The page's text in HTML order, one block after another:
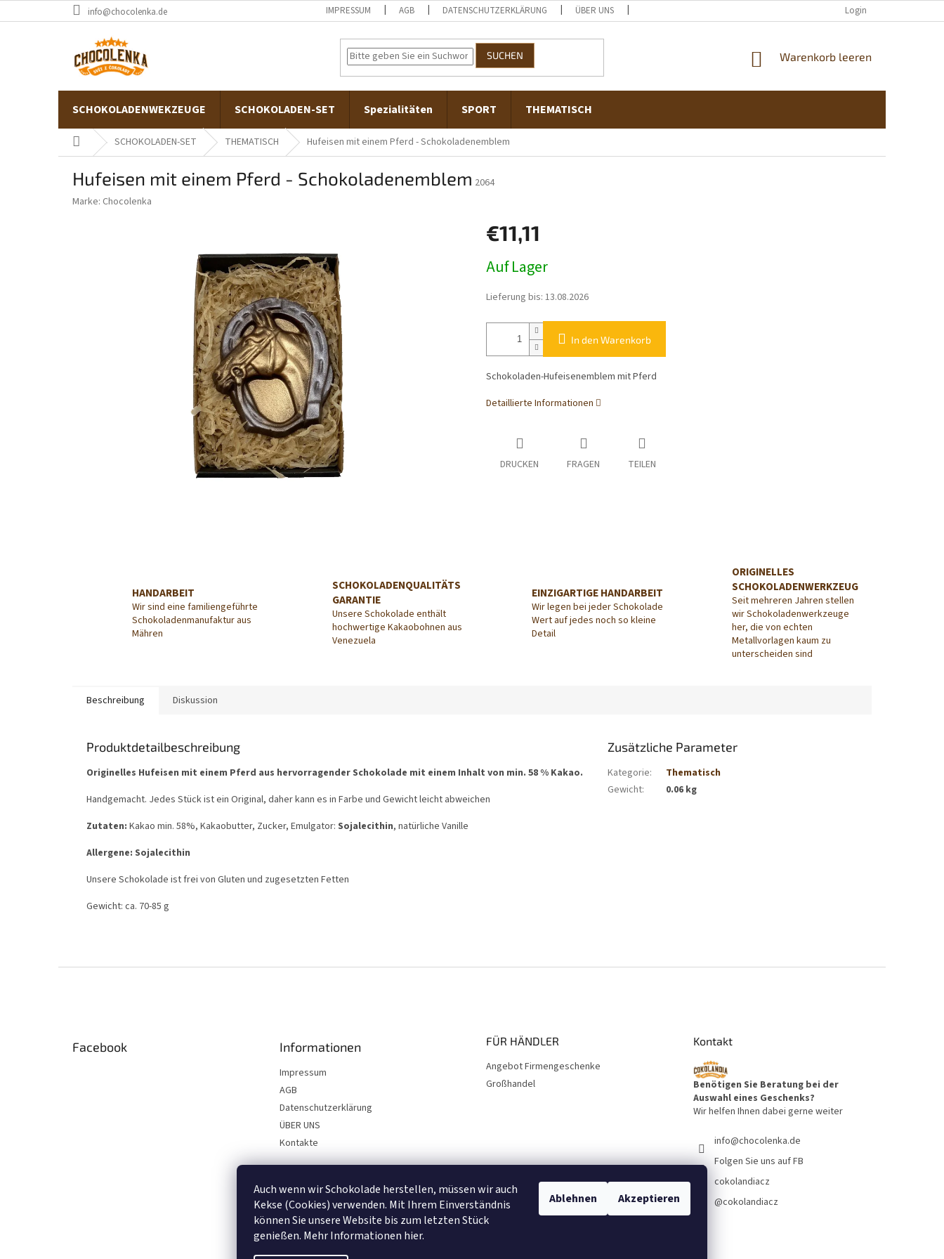
Auch wenn wir Schokolade herstellen, müssen wir auch
Kekse (Cookies) verwenden. Mit Ihrem Einverständnis
können Sie unsere Website bis zum letzten Stück
genießen. Mehr Informationen hier.
Ablehnen Akzeptieren
Inhalt
info@chocolenka.de IMPRESSUM AGB DATENSCHUTZERKLÄRUNG ÜBER UNS Login
SUCHEN WARENKORB
Warenkorb leeren
SCHOKOLADENWEKZEUGE SCHOKOLADEN-SET Spezialitäten SPORT THEMATISCH
StartseiteSCHOKOLADEN-SET THEMATISCH Hufeisen mit einem Pferd - Schokoladenemblem
Hufeisen mit einem Pferd - Schokoladenemblem 2064
Marke: Chocolenka
€11,11
Auf Lager
Lieferung bis: 13.08.2026
In den Warenkorb
Schokoladen-Hufeisenemblem mit Pferd
Detaillierte Informationen
DRUCKEN FRAGEN TEILEN
HANDARBEIT
Wir sind eine familiengeführte
Schokoladenmanufaktur aus
Mähren
SCHOKOLADENQUALITÄTS
GARANTIE
Unsere Schokolade enthält
hochwertige Kakaobohnen aus
Venezuela
EINZIGARTIGE HANDARBEIT
Wir legen bei jeder Schokolade
Wert auf jedes noch so kleine
Detail
ORIGINELLES
SCHOKOLADENWERKZEUG
Seit mehreren Jahren stellen
wir Schokoladenwerkzeuge
her, die von echten
Metallvorlagen kaum zu
unterscheiden sind
Beschreibung Diskussion
Produktdetailbeschreibung
Originelles Hufeisen mit einem Pferd aus hervorragender Schokolade mit einem Inhalt von min. 58 % Kakao.
Handgemacht. Jedes Stück ist ein Original, daher kann es in Farbe und Gewicht leicht abweichen
Zutaten: Kakao min. 58%, Kakaobutter, Zucker, Emulgator: Sojalecithin, natürliche Vanille
Allergene: Sojalecithin
Unsere Schokolade ist frei von Gluten und zugesetzten Fetten
Gewicht: ca. 70-85 g
Zusätzliche Parameter
Kategorie:
Thematisch
Gewicht: 0.06 kg
Facebook Informationen
Impressum
AGB
Datenschutzerklärung
ÜBER UNS
Kontakte
FÜR HÄNDLER
Angebot Firmengeschenke
Großhandel
Kontakt
Benötigen Sie Beratung bei der
Auswahl eines Geschenks?
Wir helfen Ihnen dabei gerne weiter
info@chocolenka.de
Folgen Sie uns auf FB
cokolandiacz
@cokolandiacz